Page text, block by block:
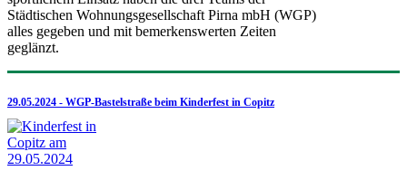
Städtischen Wohnungsgesellschaft Pirna mbH (WGP)
alles gegeben und mit bemerkenswerten Zeiten
geglänzt.
29.05.2024 - WGP-Bastelstraße beim Kinderfest in Copitz